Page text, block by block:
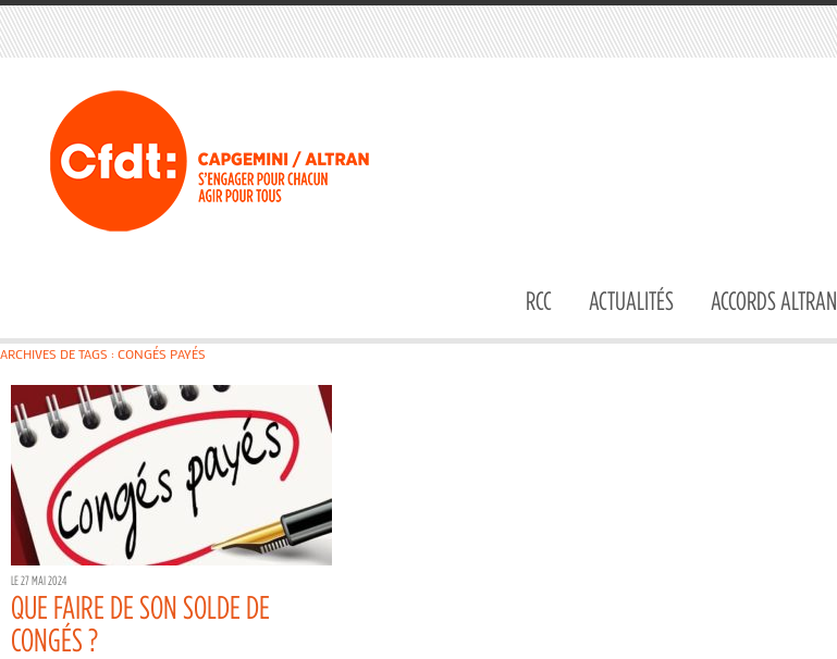
RCC ACTUALITÉS ACCORDS ALTRAN
ARCHIVES DE TAGS : CONGÉS PAYÉS
LE 27 MAI 2024
QUE FAIRE DE SON SOLDE DE
CONGÉS ?